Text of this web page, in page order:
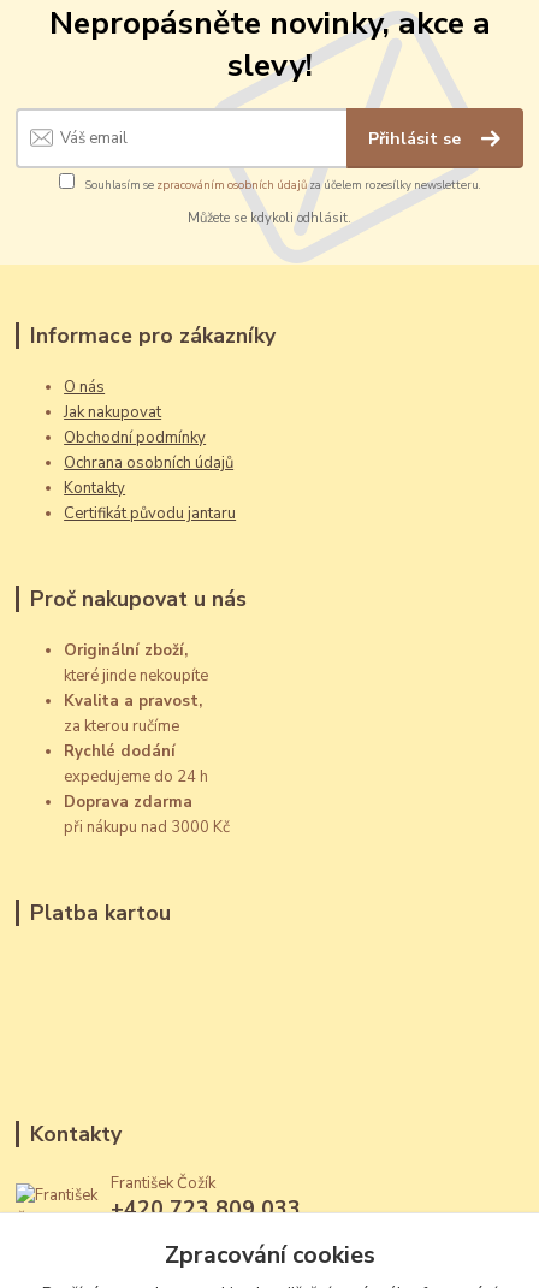
Nepropásněte novinky, akce a
slevy!
Přihlásit se
Souhlasím se zpracováním osobních údajůza účelem rozesílky newsletteru.
Můžete se kdykoli odhlásit.
Informace pro zákazníky
O nás
Jak nakupovat
Obchodní podmínky
Ochrana osobních údajů
Kontakty
Certifikát původu jantaru
Proč nakupovat u nás
Originální zboží,
které jinde nekoupíte
Kvalita a pravost,
za kterou ručíme
Rychlé dodání
expedujeme do 24 h
Doprava zdarma
při nákupu nad 3000 Kč
Platba kartou
Kontakty
František Čožík
+420 723 809 033
Zpracování cookies